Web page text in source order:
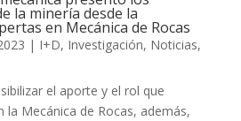
la minería desde la
en Mecánica de Rocas
| I+D, Investigación, Noticias,
el aporte y el rol que
la Mecánica de Rocas, además,